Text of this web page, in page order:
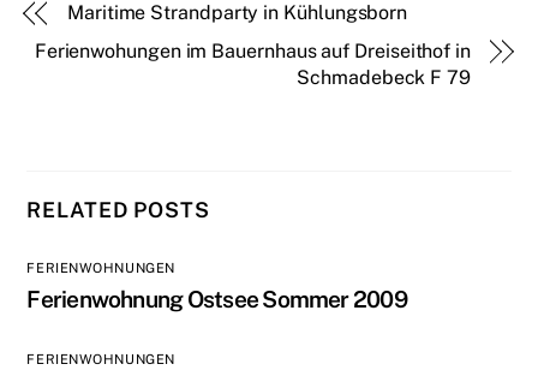
Maritime Strandparty in Kühlungsborn
Ferienwohungen im Bauernhaus auf Dreiseithof in
Schmadebeck F 79
RELATED POSTS
FERIENWOHNUNGEN
Ferienwohnung Ostsee Sommer 2009
FERIENWOHNUNGEN